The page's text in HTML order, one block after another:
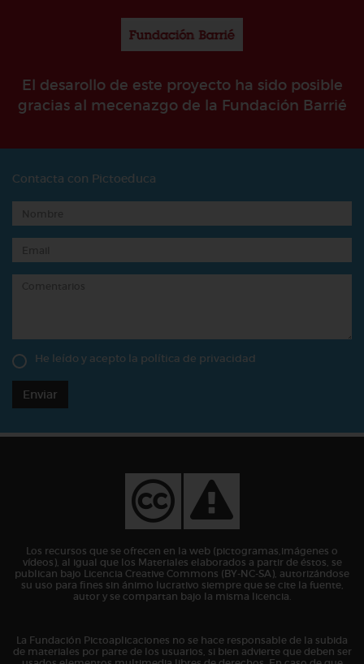
El desarollo de este proyecto ha sido posible
gracias al mecenazgo de la Fundación Barrié
Contacta con Pictoeduca
He leído y acepto la política de privacidad
Enviar
Los recursos que se ofrecen en la web (pictogramas,imágenes o
vídeos), al igual que los Materiales elaborados a partir de éstos, se
publican bajo Licencia Creative Commons (BY-NC-SA), autorizándose
su uso para fines sin ánimo lucrativo siempre que se cite la fuente,
autor y se compartan bajo la misma licencia.
La Fundación Pictoaplicaciones no se hace responsable de la subida
de materiales por parte de los usuarios, si bien advierte que deben ser